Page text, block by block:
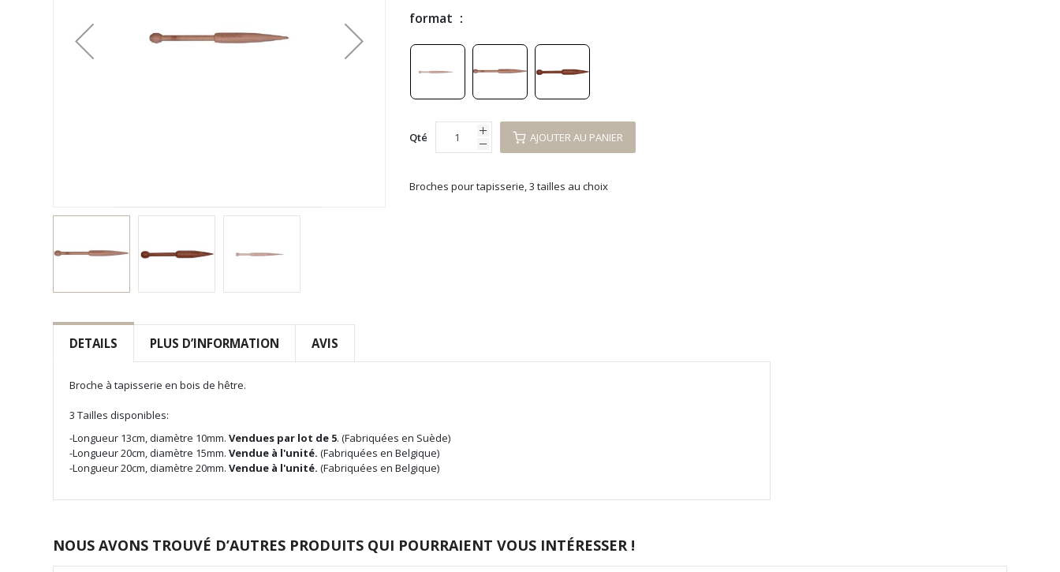
to
beginning
gallery
format
Qté AJOUTER AU PANIER
Broches pour tapisserie, 3 tailles au choix
DETAILS PLUS D’INFORMATION AVIS
Broche à tapisserie en bois de hêtre.
3 Tailles disponibles:
-Longueur 13cm, diamètre 10mm.Vendues par lot de 5. (Fabriquées en Suède)
-Longueur 20cm, diamètre 15mm.Vendue à l'unité.(Fabriquées en Belgique)
-Longueur 20cm, diamètre 20mm.Vendue à l'unité.(Fabriquées en Belgique)
NOUS AVONS TROUVÉ D’AUTRES PRODUITS QUI POURRAIENT VOUS INTÉRESSER !